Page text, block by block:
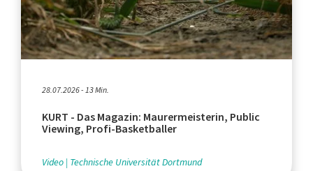
28.07.2026 - 13 Min.
KURT - Das Magazin: Maurermeisterin, Public
Viewing, Profi-Basketballer
Video Technische Universität Dortmund